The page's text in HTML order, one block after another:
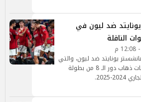
ضد ليون في
الناقلة
يونايتد ضد ليون، والتي
تجمع الفريقين، ضمن منافسات ذهاب دور الـ 8 من بطولة
2025.